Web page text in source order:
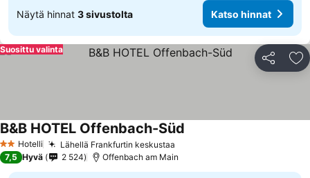
Näytä hinnat 3 sivustolta Katso hinnat
Jaa
Suosittu valinta
2 Tähtiluokitus
Hotelli Lähellä Frankfurtin keskustaa
B&B HOTEL Offenbach-Süd
7,5 Hyvä 2 524 Offenbach am Main